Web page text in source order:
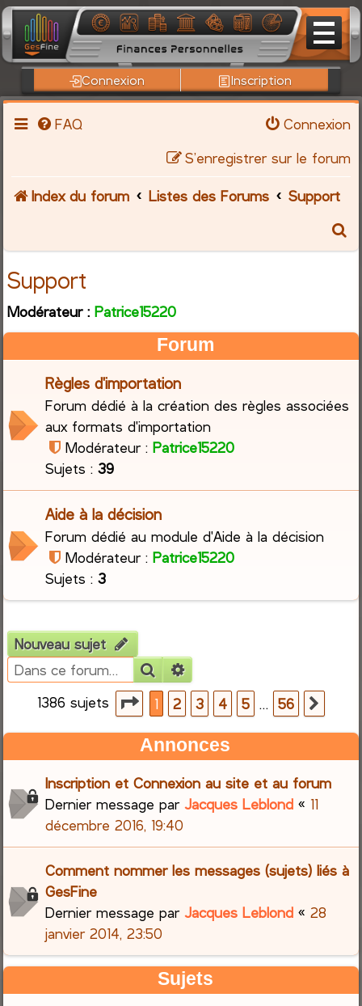
Connexion Inscription
FAQ
Connexion
S’enregistrer sur le forum
Index du forum Listes des Forums
Support
h
e
e
Support
Modérateur : Patrice15220
Forum
Règles d'importation
Forum dédié à la création des règles associées
aux formats d'importation
Modérateur : Patrice15220
Sujets :39
Aide à la décision
Forum dédié au module d'Aide à la décision
Modérateur : Patrice15220
Sujets :3
Nouveau sujet
Rechercher
1386 sujets
Page1sur 56
1 2 3 4 5 … 56
Annonces
Inscription et Connexion au site et au forum
Dernier message parJacques Leblond « 11
décembre 2016, 19:40
Comment nommer les messages (sujets) liés à
GesFine
Dernier message parJacques Leblond «28
janvier 2014, 23:50
Sujets